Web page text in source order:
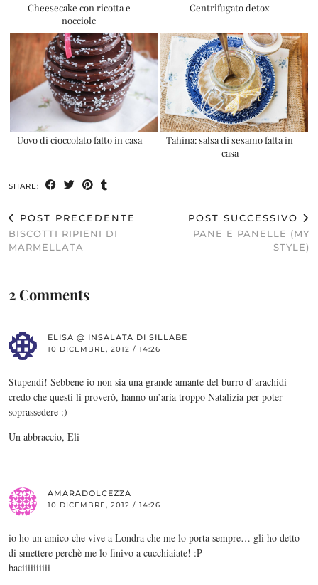
Cheesecake con ricotta e
nocciole
Centrifugato detox
Uovo di cioccolato fatto in casa
Tahina: salsa di sesamo fatta in
casa
SHARE:
POST PRECEDENTE
BISCOTTI RIPIENI DI
MARMELLATA
POST SUCCESSIVO
PANE E PANELLE (MY
STYLE)
2 Comments
ELISA @ INSALATA DI SILLABE
10 DICEMBRE, 2012 / 14:26
Stupendi! Sebbene io non sia una grande amante del burro d’arachidi
credo che questi li proverò, hanno un’aria troppo Natalizia per poter
soprassedere :)
Un abbraccio, Eli
AMARADOLCEZZA
10 DICEMBRE, 2012 / 14:26
io ho un amico che vive a Londra che me lo porta sempre… gli ho detto
di smettere perchè me lo finivo a cucchiaiate! :P
baciiiiiiiiii